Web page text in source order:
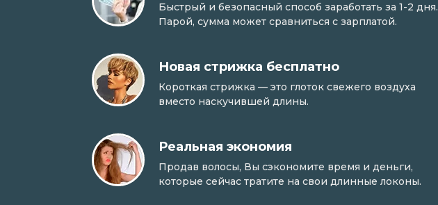
Быстрый и безопасный способ заработать за 1-2 дня.
Парой, сумма может сравниться с зарплатой.
Новая стрижка бесплатно
Короткая стрижка — это глоток свежего воздуха
вместо наскучившей длины.
Реальная экономия
Продав волосы, Вы сэкономите время и деньги,
которые сейчас тратите на свои длинные локоны.